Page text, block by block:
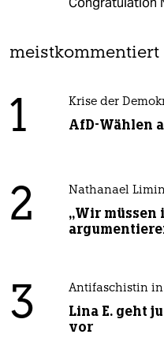
meistkommentiert
1 Krise der
AfD-Wählen
2 Nathanael
„Wir müssen
3 Antifaschistin
Lina E. geht
vor